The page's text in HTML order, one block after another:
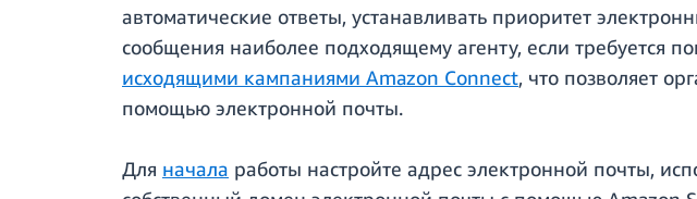
автоматические ответы, устанавливать приоритет
сообщения наиболее подходящему агенту, если требуется
исходящими кампаниями Amazon Connect, что позволяет
помощью электронной почты.
Для начала работы настройте адрес электронной почты,